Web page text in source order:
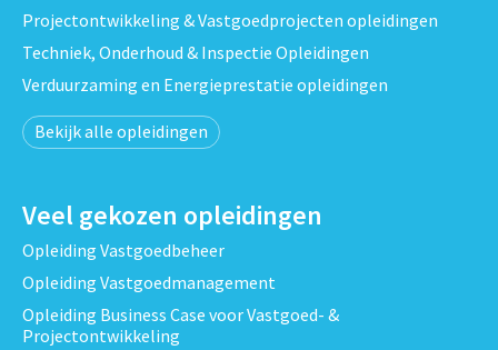
Projectontwikkeling & Vastgoedprojecten opleidingen
Techniek, Onderhoud & Inspectie Opleidingen
Verduurzaming en Energieprestatie opleidingen
Bekijk alle opleidingen
Veel gekozen opleidingen
Opleiding Vastgoedbeheer
Opleiding Vastgoedmanagement
Opleiding Business Case voor Vastgoed- &
Projectontwikkeling